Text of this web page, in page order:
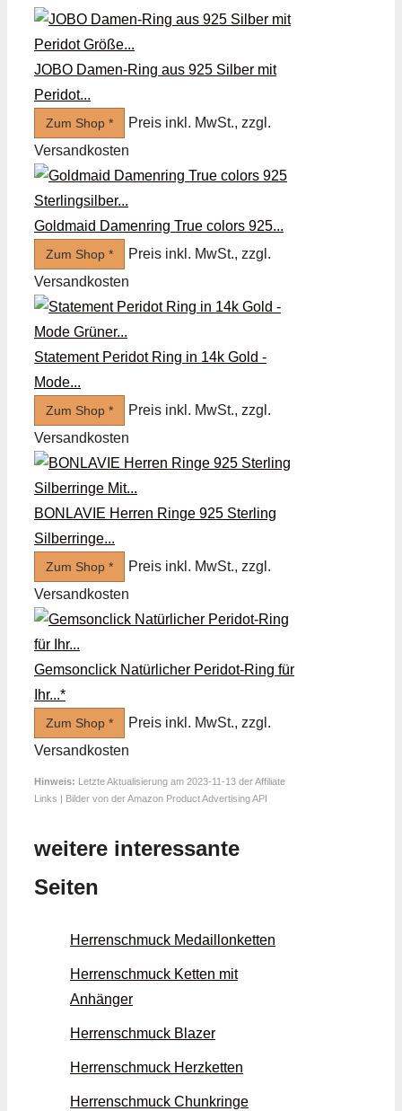
JOBO Damen-Ring aus 925 Silber mit
Peridot...
Zum Shop *
Preis inkl. MwSt., zzgl.
Versandkosten
Goldmaid Damenring True colors 925...
Zum Shop *
Preis inkl. MwSt., zzgl.
Versandkosten
Statement Peridot Ring in 14k Gold -
Mode...
Zum Shop *
Preis inkl. MwSt., zzgl.
Versandkosten
BONLAVIE Herren Ringe 925 Sterling
Silberringe...
Zum Shop *
Preis inkl. MwSt., zzgl.
Versandkosten
Gemsonclick Natürlicher Peridot-Ring für
Ihr...*
Zum Shop *
Preis inkl. MwSt., zzgl.
Versandkosten
Hinweis: Letzte Aktualisierung am 2023-11-13 der Affiliate
Links | Bilder von der Amazon Product Advertising API
weitere interessante
Seiten
Herrenschmuck Medaillon­ketten
Herrenschmuck Ketten mit
Anhänger
Herrenschmuck Blazer
Herrenschmuck Herz­ketten
Herrenschmuck Chunk­ringe